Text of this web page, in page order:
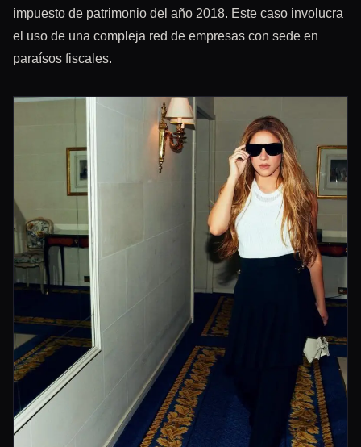
impuesto de patrimonio del año 2018. Este caso involucra
el uso de una compleja red de empresas con sede en
paraísos fiscales.